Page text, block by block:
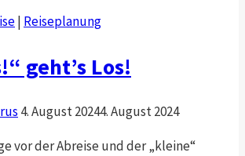
| Reiseplanung
geht’s Los!
4. August 20244. August 2024
vor der Abreise und der „kleine“